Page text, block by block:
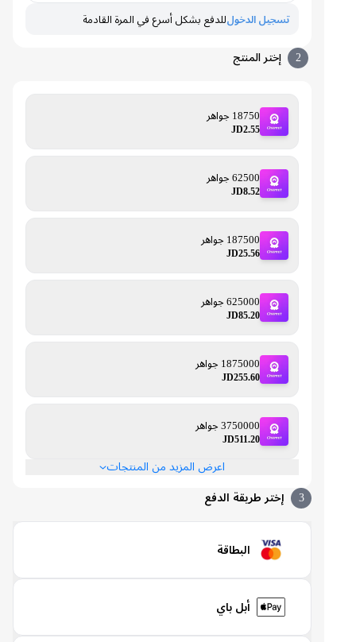
تسجيل الدخول للدفع بشكل أسرع في المرة القادمة
إختر المنتج
18750 جواهر
JD2.55
62500 جواهر
JD8.52
187500 جواهر
JD25.56
625000 جواهر
JD85.20
1875000 جواهر
JD255.60
3750000 جواهر
JD511.20
اعرض المزيد من المنتجات
إختر طريقة الدفع
البطاقة
أبل باي